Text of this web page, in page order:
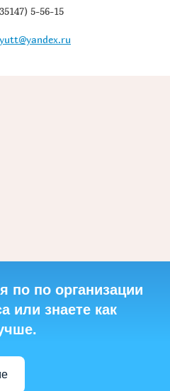
5-56-15
по по организации
или знаете как